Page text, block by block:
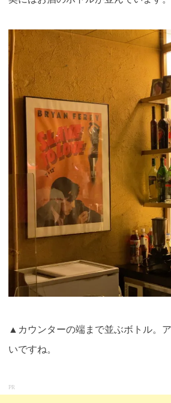
▲カウンターの端まで並ぶボトル。
いですね。
PR